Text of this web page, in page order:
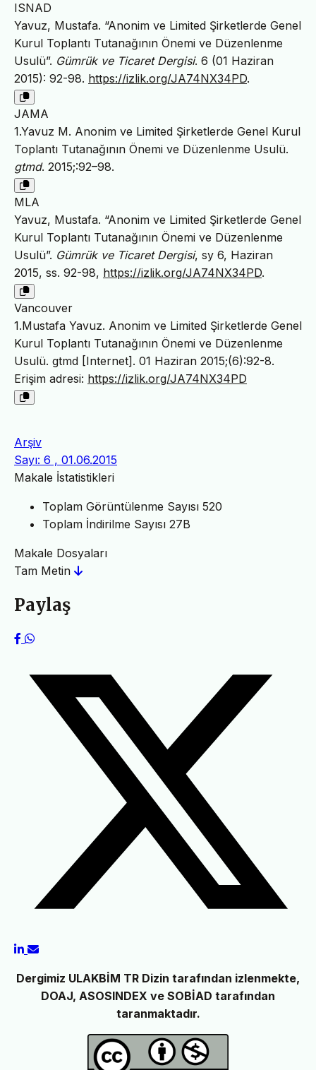
ISNAD
Yavuz, Mustafa. “Anonim ve Limited Şirketlerde Genel
Kurul Toplantı Tutanağının Önemi ve Düzenlenme
Usulü”. Gümrük ve Ticaret Dergisi. 6 (01 Haziran
2015): 92-98. https://izlik.org/JA74NX34PD.
JAMA
1.Yavuz M. Anonim ve Limited Şirketlerde Genel Kurul
Toplantı Tutanağının Önemi ve Düzenlenme Usulü.
gtmd. 2015;:92–98.
MLA
Yavuz, Mustafa. “Anonim ve Limited Şirketlerde Genel
Kurul Toplantı Tutanağının Önemi ve Düzenlenme
Usulü”. Gümrük ve Ticaret Dergisi, sy 6, Haziran
2015, ss. 92-98, https://izlik.org/JA74NX34PD.
Vancouver
1.Mustafa Yavuz. Anonim ve Limited Şirketlerde Genel
Kurul Toplantı Tutanağının Önemi ve Düzenlenme
Usulü. gtmd [Internet]. 01 Haziran 2015;(6):92-8.
Erişim adresi: https://izlik.org/JA74NX34PD
Arşiv
Sayı: 6 , 01.06.2015
Makale İstatistikleri
Toplam Görüntülenme Sayısı 520
Toplam İndirilme Sayısı 27B
Makale Dosyaları
Tam Metin
Paylaş
Dergimiz ULAKBİM TR Dizin tarafından izlenmekte,
DOAJ, ASOSINDEX ve SOBİAD tarafından
taranmaktadır.